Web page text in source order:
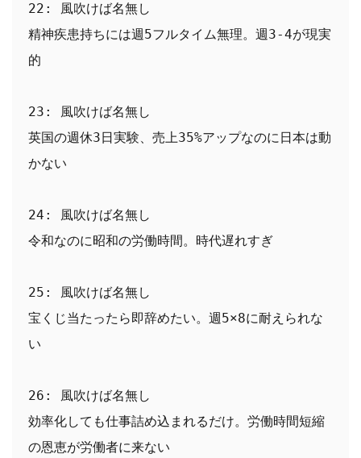
22: 風吹けば名無し
精神疾患持ちには週5フルタイム無理。週3-4が現実
的
23: 風吹けば名無し
英国の週休3日実験、売上35%アップなのに日本は動
かない
24: 風吹けば名無し
令和なのに昭和の労働時間。時代遅れすぎ
25: 風吹けば名無し
宝くじ当たったら即辞めたい。週5×8に耐えられな
い
26: 風吹けば名無し
効率化しても仕事詰め込まれるだけ。労働時間短縮
の恩恵が労働者に来ない